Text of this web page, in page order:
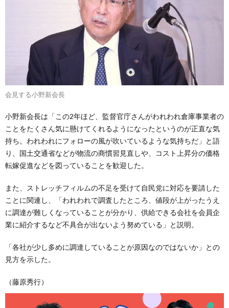
会見する小野新会長
小野新会長は「この2年ほど、監督官庁さんがわれわれ倉庫事業者の
ことをたくさん気に懸けてくれるようになったというのが正直な気
持ち。われわれにフォローの風が吹いているような気持ちだ」と語
り、国土交通省などが物流の商慣習見直しや、コスト上昇分の価格
転嫁促進などを図っていることを歓迎した。
また、ストレッチフィルムの不足を受けて自民党に対応を要請した
ことに関連し、「われわれで調査したところ、値段が上がったうえ
に調達が難しくなっていることが分かり、供給できる会社を会員企
業に紹介するなど不具合が出ないよう努めている」と説明。
「各社が少し多めに調達していることが原因なのではないか」との
見方を示した。
（藤原秀行）